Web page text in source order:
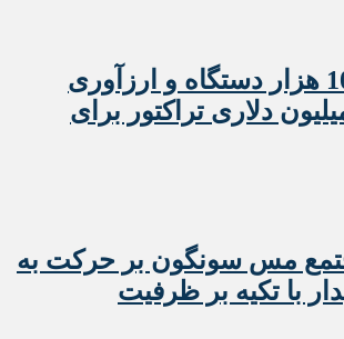
تولید بیش از10 هزار دستگاه و ارزآوری
بر 10 میلیون دلاری تراکتور برای
مس سونگون بر حرکت به
با تکیه بر ظرفیت